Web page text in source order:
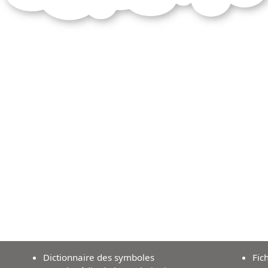
Dictionnaire des symboles